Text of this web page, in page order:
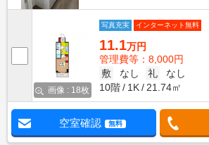
画像 : 18枚
写真充実 インターネット無料
11.1万円
管理費等：8,000円
敷
なし 礼
なし
10階
1K 21.74㎡
空室確認 無料